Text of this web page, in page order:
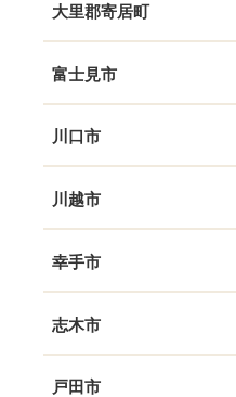
大里郡寄居町
富士見市
川口市
川越市
幸手市
志木市
戸田市